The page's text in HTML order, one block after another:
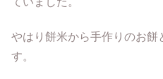
やはり餅米から手作りのお
す。